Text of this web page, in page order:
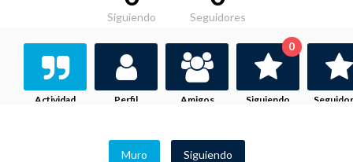
Siguiendo Seguidores
Actividad Perfil Amigos Siguiendo
0
Muro Siguiendo